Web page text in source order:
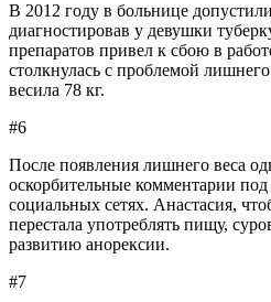
В 2012 году в больнице
диагностировав у девушки
препаратов привел к сбою в
столкнулась с проблемой
весила 78 кг.
#6
После появления лишнего веса
оскорбительные комментарии
социальных сетях. Анастасия,
перестала употреблять пищу,
развитию анорексии.
#7